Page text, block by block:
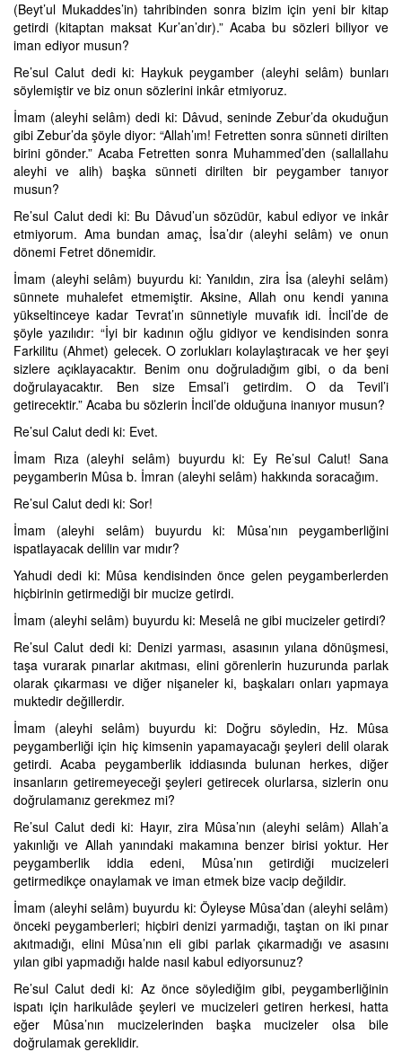
(Beyt’ul Mukaddes’in) tahribinden sonra bizim için yeni bir kitap
getirdi (kitaptan maksat Kur’an’dır).” Acaba bu sözleri biliyor ve
iman ediyor musun?
Re’sul Calut dedi ki: Haykuk peygamber (aleyhi selâm) bunları
söylemiştir ve biz onun sözlerini inkâr etmiyoruz.
İmam (aleyhi selâm) dedi ki: Dâvud, seninde Zebur’da okuduğun
gibi Zebur’da şöyle diyor: “Allah’ım! Fetretten sonra sünneti dirilten
birini gönder.” Acaba Fetretten sonra Muhammed’den (sallallahu
aleyhi ve alih) başka sünneti dirilten bir peygamber tanıyor
musun?
Re’sul Calut dedi ki: Bu Dâvud’un sözüdür, kabul ediyor ve inkâr
etmiyorum. Ama bundan amaç, İsa’dır (aleyhi selâm) ve onun
dönemi Fetret dönemidir.
İmam (aleyhi selâm) buyurdu ki: Yanıldın, zira İsa (aleyhi selâm)
sünnete muhalefet etmemiştir. Aksine, Allah onu kendi yanına
yükseltinceye kadar Tevrat’ın sünnetiyle muvafık idi. İncil’de de
şöyle yazılıdır: “İyi bir kadının oğlu gidiyor ve kendisinden sonra
Farkilitu (Ahmet) gelecek. O zorlukları kolaylaştıracak ve her şeyi
sizlere açıklayacaktır. Benim onu doğruladığım gibi, o da beni
doğrulayacaktır. Ben size Emsal’i getirdim. O da Tevil’i
getirecektir.” Acaba bu sözlerin İncil’de olduğuna inanıyor musun?
Re’sul Calut dedi ki: Evet.
İmam Rıza (aleyhi selâm) buyurdu ki: Ey Re’sul Calut! Sana
peygamberin Mûsa b. İmran (aleyhi selâm) hakkında soracağım.
Re’sul Calut dedi ki: Sor!
İmam (aleyhi selâm) buyurdu ki: Mûsa’nın peygamberliğini
ispatlayacak delilin var mıdır?
Yahudi dedi ki: Mûsa kendisinden önce gelen peygamberlerden
hiçbirinin getirmediği bir mucize getirdi.
İmam (aleyhi selâm) buyurdu ki: Meselâ ne gibi mucizeler getirdi?
Re’sul Calut dedi ki: Denizi yarması, asasının yılana dönüşmesi,
taşa vurarak pınarlar akıtması, elini görenlerin huzurunda parlak
olarak çıkarması ve diğer nişaneler ki, başkaları onları yapmaya
muktedir değillerdir.
İmam (aleyhi selâm) buyurdu ki: Doğru söyledin, Hz. Mûsa
peygamberliği için hiç kimsenin yapamayacağı şeyleri delil olarak
getirdi. Acaba peygamberlik iddiasında bulunan herkes, diğer
insanların getiremeyeceği şeyleri getirecek olurlarsa, sizlerin onu
doğrulamanız gerekmez mi?
Re’sul Calut dedi ki: Hayır, zira Mûsa’nın (aleyhi selâm) Allah’a
yakınlığı ve Allah yanındaki makamına benzer birisi yoktur. Her
peygamberlik iddia edeni, Mûsa’nın getirdiği mucizeleri
getirmedikçe onaylamak ve iman etmek bize vacip değildir.
İmam (aleyhi selâm) buyurdu ki: Öyleyse Mûsa’dan (aleyhi selâm)
önceki peygamberleri; hiçbiri denizi yarmadığı, taştan on iki pınar
akıtmadığı, elini Mûsa’nın eli gibi parlak çıkarmadığı ve asasını
yılan gibi yapmadığı halde nasıl kabul ediyorsunuz?
Re’sul Calut dedi ki: Az önce söylediğim gibi, peygamberliğinin
ispatı için harikulâde şeyleri ve mucizeleri getiren herkesi, hatta
eğer Mûsa’nın mucizelerinden başka mucizeler olsa bile
doğrulamak gereklidir.